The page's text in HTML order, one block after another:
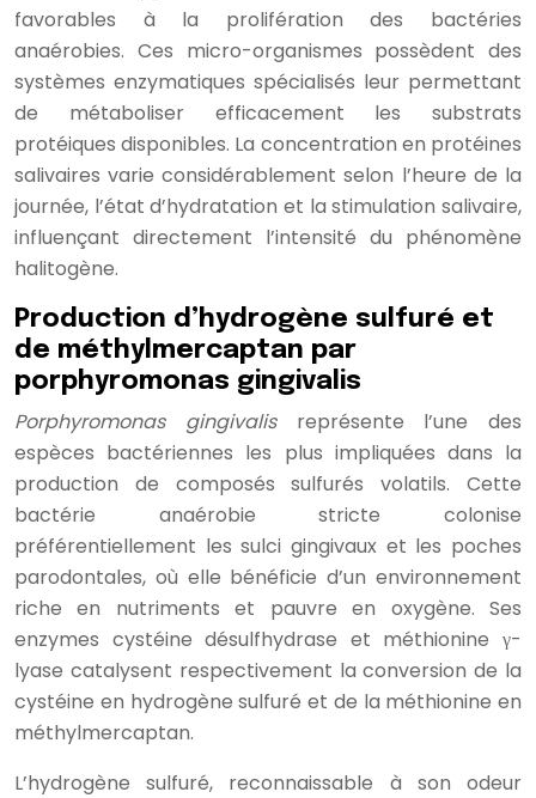
favorables à la prolifération des bactéries
anaérobies. Ces micro-organismes possèdent des
systèmes enzymatiques spécialisés leur permettant
de métaboliser efficacement les substrats
protéiques disponibles. La concentration en protéines
salivaires varie considérablement selon l’heure de la
journée, l’état d’hydratation et la stimulation salivaire,
influençant directement l’intensité du phénomène
halitogène.
Production d’hydrogène sulfuré et
de méthylmercaptan par
porphyromonas gingivalis
Porphyromonas gingivalisreprésente l’une des
espèces bactériennes les plus impliquées dans la
production de composés sulfurés volatils. Cette
bactérie anaérobie stricte colonise
préférentiellement les sulci gingivaux et les poches
parodontales, où elle bénéficie d’un environnement
riche en nutriments et pauvre en oxygène. Ses
enzymes cystéine désulfhydrase et méthionine γ-
lyase catalysent respectivement la conversion de la
cystéine en hydrogène sulfuré et de la méthionine en
méthylmercaptan.
L’hydrogène sulfuré, reconnaissable à son odeur